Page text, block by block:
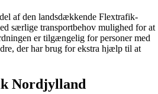
af den landsdækkende Flextrafik-
særlige transportbehov mulighed for at
er tilgængelig for personer med
der har brug for ekstra hjælp til at
Nordjylland